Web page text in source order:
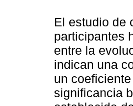
El estudio de
participantes
entre la
indican una
un
significancia